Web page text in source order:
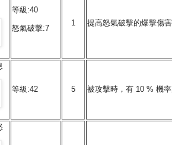
等級:40
怒氣破擊:7
1 提高怒氣破擊的爆擊傷
等級:42 5 被攻擊時，有 10 % 機